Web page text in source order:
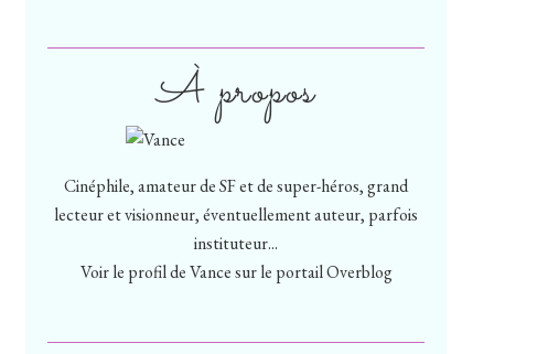
À propos
Cinéphile, amateur de SF et de super-héros, grand
lecteur et visionneur, éventuellement auteur, parfois
instituteur...
Voir le profil deVancesur le portail Overblog